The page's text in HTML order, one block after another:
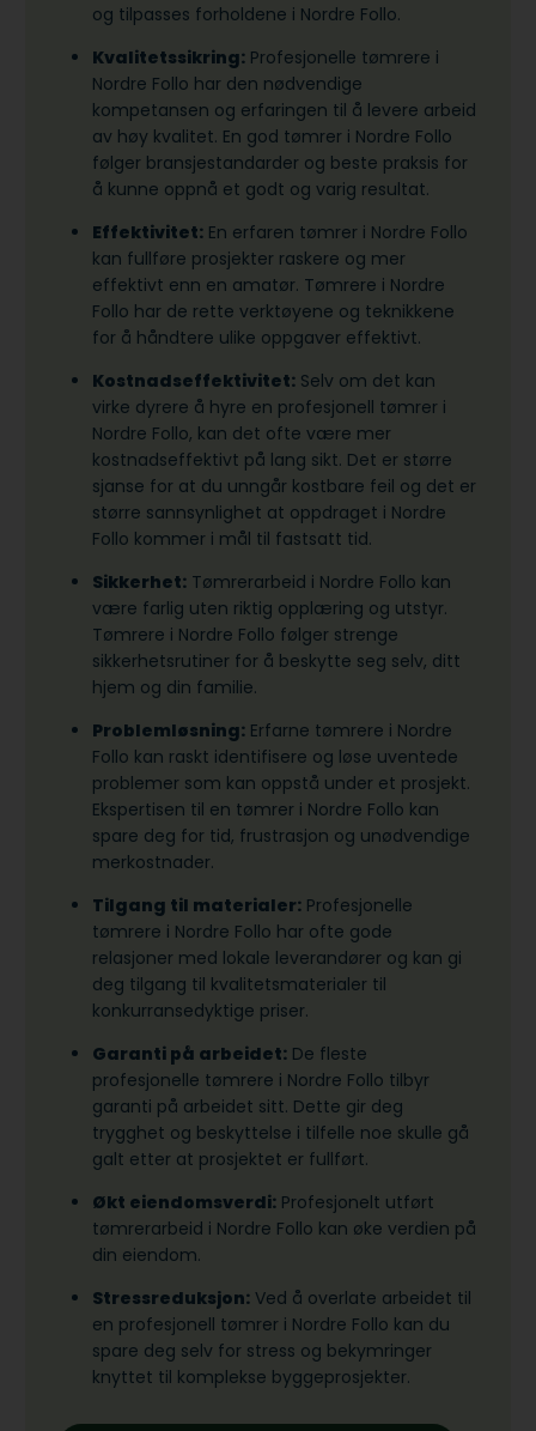
og tilpasses forholdene i Nordre Follo.
Kvalitetssikring: Profesjonelle tømrere i
Nordre Follo har den nødvendige
kompetansen og erfaringen til å levere arbeid
av høy kvalitet. En god tømrer i Nordre Follo
følger bransjestandarder og beste praksis for
å kunne oppnå et godt og varig resultat.
Effektivitet: En erfaren tømrer i Nordre Follo
kan fullføre prosjekter raskere og mer
effektivt enn en amatør. Tømrere i Nordre
Follo har de rette verktøyene og teknikkene
for å håndtere ulike oppgaver effektivt.
Kostnadseffektivitet: Selv om det kan
virke dyrere å hyre en profesjonell tømrer i
Nordre Follo, kan det ofte være mer
kostnadseffektivt på lang sikt. Det er større
sjanse for at du unngår kostbare feil og det er
større sannsynlighet at oppdraget i Nordre
Follo kommer i mål til fastsatt tid.
Sikkerhet: Tømrerarbeid i Nordre Follo kan
være farlig uten riktig opplæring og utstyr.
Tømrere i Nordre Follo følger strenge
sikkerhetsrutiner for å beskytte seg selv, ditt
hjem og din familie.
Problemløsning: Erfarne tømrere i Nordre
Follo kan raskt identifisere og løse uventede
problemer som kan oppstå under et prosjekt.
Ekspertisen til en tømrer i Nordre Follo kan
spare deg for tid, frustrasjon og unødvendige
merkostnader.
Tilgang til materialer: Profesjonelle
tømrere i Nordre Follo har ofte gode
relasjoner med lokale leverandører og kan gi
deg tilgang til kvalitetsmaterialer til
konkurransedyktige priser.
Garanti på arbeidet: De fleste
profesjonelle tømrere i Nordre Follo tilbyr
garanti på arbeidet sitt. Dette gir deg
trygghet og beskyttelse i tilfelle noe skulle gå
galt etter at prosjektet er fullført.
Økt eiendomsverdi: Profesjonelt utført
tømrerarbeid i Nordre Follo kan øke verdien på
din eiendom.
Stressreduksjon: Ved å overlate arbeidet til
en profesjonell tømrer i Nordre Follo kan du
spare deg selv for stress og bekymringer
knyttet til komplekse byggeprosjekter.